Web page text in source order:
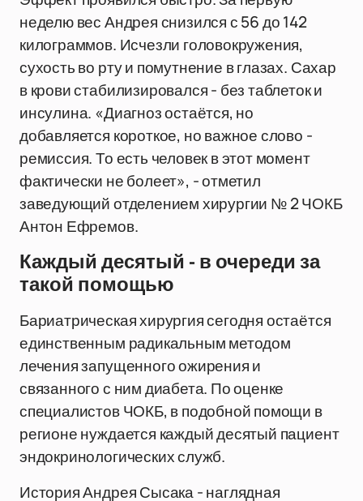
неделю вес Андрея снизился с 56 до 142
килограммов. Исчезли головокружения,
сухость во рту и помутнение в глазах. Сахар
в крови стабилизировался - без таблеток и
инсулина. «Диагноз остаётся, но
добавляется короткое, но важное слово -
ремиссия. То есть человек в этот момент
фактически не болеет», - отметил
заведующий отделением хирургии № 2 ЧОКБ
Антон Ефремов.
Каждый десятый - в очереди за
такой помощью
Бариатрическая хирургия сегодня остаётся
единственным радикальным методом
лечения запущенного ожирения и
связанного с ним диабета. По оценке
специалистов ЧОКБ, в подобной помощи в
регионе нуждается каждый десятый пациент
эндокринологических служб.
История Андрея Сысака - наглядная